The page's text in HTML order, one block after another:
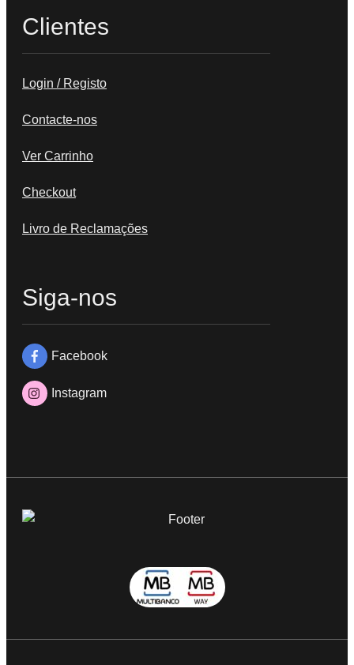
Clientes
Login / Registo
Contacte-nos
Ver Carrinho
Checkout
Livro de Reclamações
Siga-nos
Facebook
Instagram